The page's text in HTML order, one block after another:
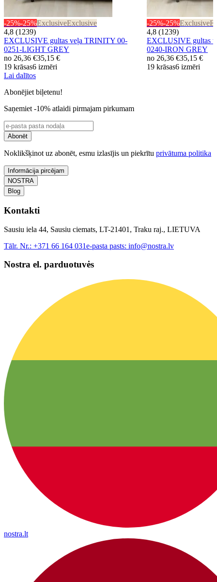
-25%-25%ExclusiveExclusive
4,8 (1239)
EXCLUSIVE gultas veļa TRINITY 00-
0251-LIGHT GREY
no 26,36 €35,15 €
19 krāsas6 izmēri
-25%-25%Exclusive
4,8 (1239)
EXCLUSIVE gultas
0240-IRON GREY
no 26,36 €35,15 €
19 krāsas6 izmēri
Lai dalītos
Abonējiet biļetenu!
Saņemiet -10% atlaidi pirmajam pirkumam
Abonēt
Noklikšķinot uz abonēt, esmu izlasījis un piekrītu privātuma politika
Informācija pircējam
NOSTRA
Blog
Kontakti
Sausiu iela 44, Sausiu ciemats, LT-21401, Traku raj., LIETUVA
Tālr. Nr.: +371 66 164 031e-pasta pasts: info@nostra.lv
Nostra el. parduotuvės
nostra.lt